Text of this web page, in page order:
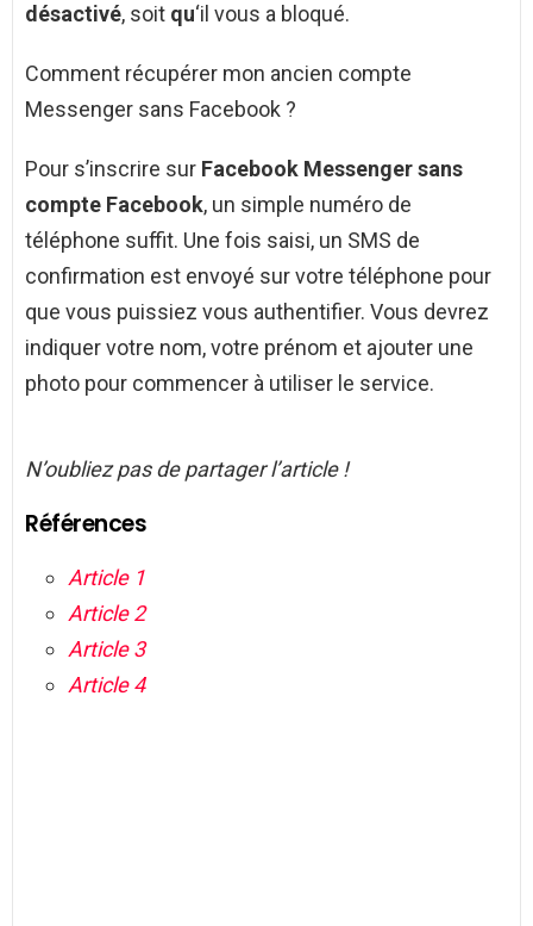
désactivé, soit qu‘il vous a bloqué.
Comment récupérer mon ancien compte
Messenger sans Facebook ?
Pour s’inscrire sur Facebook Messenger sans
compte Facebook, un simple numéro de
téléphone suffit. Une fois saisi, un SMS de
confirmation est envoyé sur votre téléphone pour
que vous puissiez vous authentifier. Vous devrez
indiquer votre nom, votre prénom et ajouter une
photo pour commencer à utiliser le service.
N’oubliez pas de partager l’article !
Références
Article 1
Article 2
Article 3
Article 4